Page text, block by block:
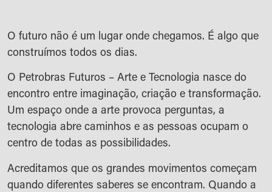
O futuro não é um lugar onde chegamos. É algo que
construímos todos os dias.
O Petrobras Futuros – Arte e Tecnologia nasce do
encontro entre imaginação, criação e transformação.
Um espaço onde a arte provoca perguntas, a
tecnologia abre caminhos e as pessoas ocupam o
centro de todas as possibilidades.
Acreditamos que os grandes movimentos começam
quando diferentes saberes se encontram. Quando a